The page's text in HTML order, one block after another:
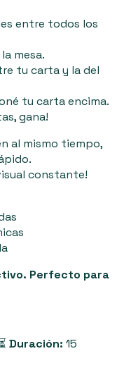
entre todos los
mesa.
tu carta y la del
tu carta encima.
gana!
al mismo tiempo,
constante!
Perfecto para
Duración: 15